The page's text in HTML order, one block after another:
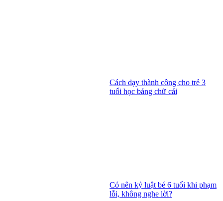
Cách dạy thành công cho trẻ 3
tuổi học bảng chữ cái
Có nên kỷ luật bé 6 tuổi khi phạm
lỗi, không nghe lời?